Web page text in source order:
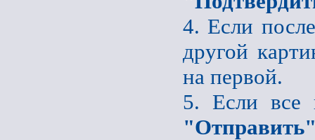
4. Если
другой
на первой.
5. Если все